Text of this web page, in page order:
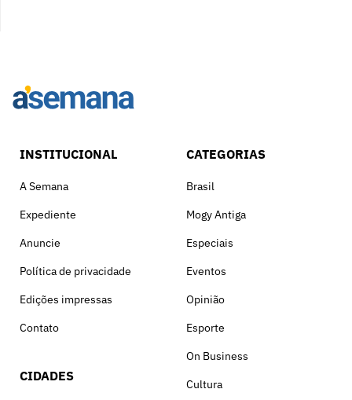
INSTITUCIONAL
A Semana
Expediente
Anuncie
Política de privacidade
Edições impressas
Contato
CIDADES
CATEGORIAS
Brasil
Mogy Antiga
Especiais
Eventos
Opinião
Esporte
On Business
Cultura